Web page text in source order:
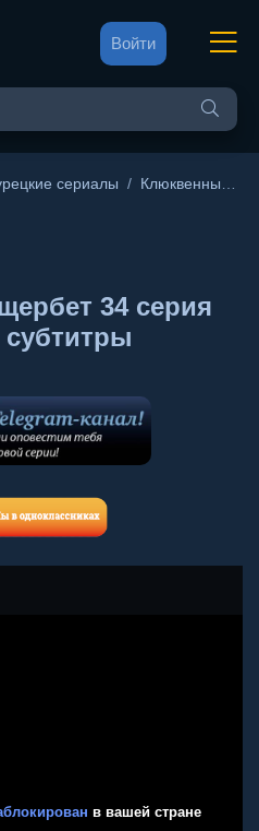
Войти
сериалы / Клюквенный щербет
34 серия
субтитры